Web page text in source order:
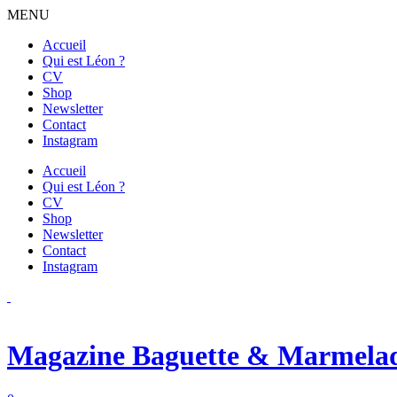
MENU
Accueil
Qui est Léon ?
CV
Shop
Newsletter
Contact
Instagram
Accueil
Qui est Léon ?
CV
Shop
Newsletter
Contact
Instagram
Magazine Baguette &